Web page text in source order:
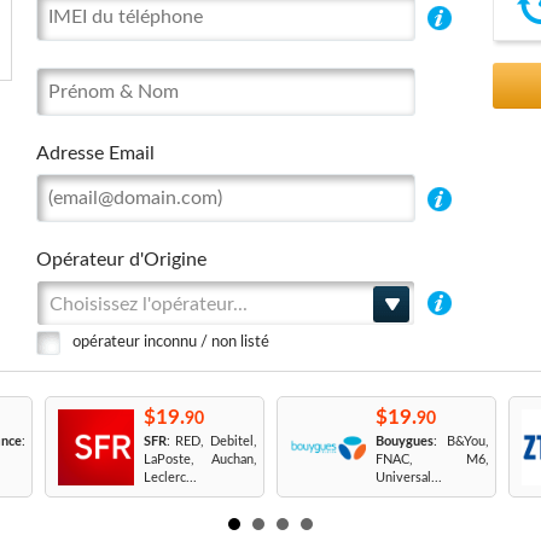
Adresse Email
Opérateur d'Origine
Choisissez l'opérateur...
opérateur inconnu / non listé
:
$19.90
SFR: RED, Debitel,
LaPoste, Auchan,
Leclerc...
$19.90
Bouygues: B&You,
FNAC, M6,
Universal...